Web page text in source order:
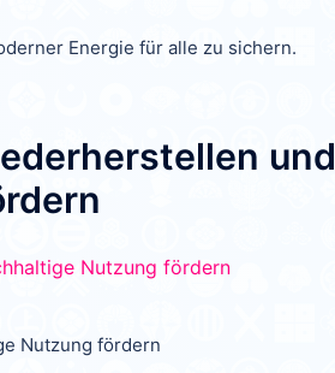
Energie für alle zu sichern.
und
Nutzung fördern